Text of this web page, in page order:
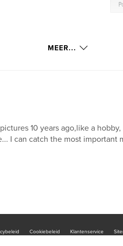
MEER...
10 years ago,like a
I can catch the most important
Cookiebeleid Klantenservice